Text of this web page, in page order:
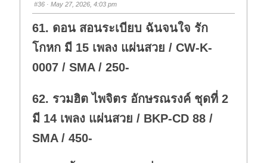
d
o
.
u
p
#36 · May 27, 2026, 4:03 pm
61. ดอน สอนระเบียบ ฉันจนใจ รัก
โกหก มี 15 เพลง แผ่นสวย / CW-K-
0007 / SMA / 250-
62. รวมฮิต ไพจิตร อักษรณรงค์ ชุดที่ 2
มี 14 เพลง แผ่นสวย / BKP-CD 88 /
SMA / 450-